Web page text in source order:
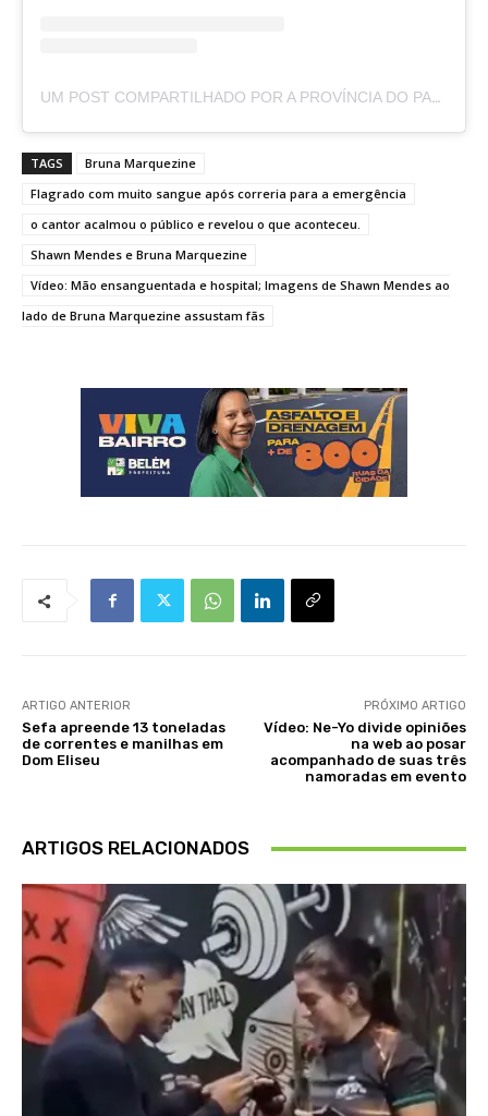
UM POST COMPARTILHADO POR A PROVÍNCIA DO PARÁ (@APROVINCIADOPARA)
TAGS
Bruna Marquezine
Flagrado com muito sangue após correria para a emergência
o cantor acalmou o público e revelou o que aconteceu.
Shawn Mendes e Bruna Marquezine
Vídeo: Mão ensanguentada e hospital; Imagens de Shawn Mendes ao
lado de Bruna Marquezine assustam fãs
ARTIGO ANTERIOR
Sefa apreende 13 toneladas
de correntes e manilhas em
Dom Eliseu
PRÓXIMO ARTIGO
Vídeo: Ne-Yo divide opiniões
na web ao posar
acompanhado de suas três
namoradas em evento
ARTIGOS RELACIONADOS